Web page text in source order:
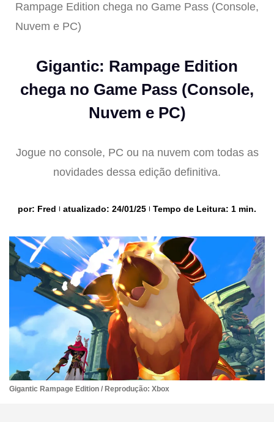
Rampage Edition chega no Game Pass (Console,
Nuvem e PC)
Gigantic: Rampage Edition
chega no Game Pass (Console,
Nuvem e PC)
Jogue no console, PC ou na nuvem com todas as
novidades dessa edição definitiva.
por: Fred atualizado: 24/01/25 Tempo de Leitura: 1 min.
Gigantic Rampage Edition / Reprodução: Xbox